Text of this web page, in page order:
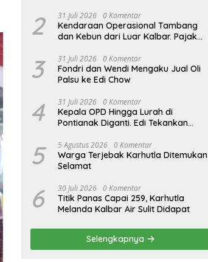
2 31 Juli 2026 0 Komentar
Kendaraan Operasional Tambang
dan Kebun dari Luar Kalbar. Pajak
3 31 Juli 2026 0 Komentar
Fondri dan Wendi Mengaku Jual Oli
Palsu ke Edi Chow
4 31 Juli 2026 0 Komentar
Kepala OPD Hingga Lurah di
Pontianak Diganti. Edi Tekankan
5 5 Agustus 2026 0 Komentar
Warga Terjebak Karhutla Ditemukan
Selamat
6 30 Juli 2026 0 Komentar
Titik Panas Capai 259, Karhutla
Melanda Kalbar Air Sulit Didapat
Selengkapnya